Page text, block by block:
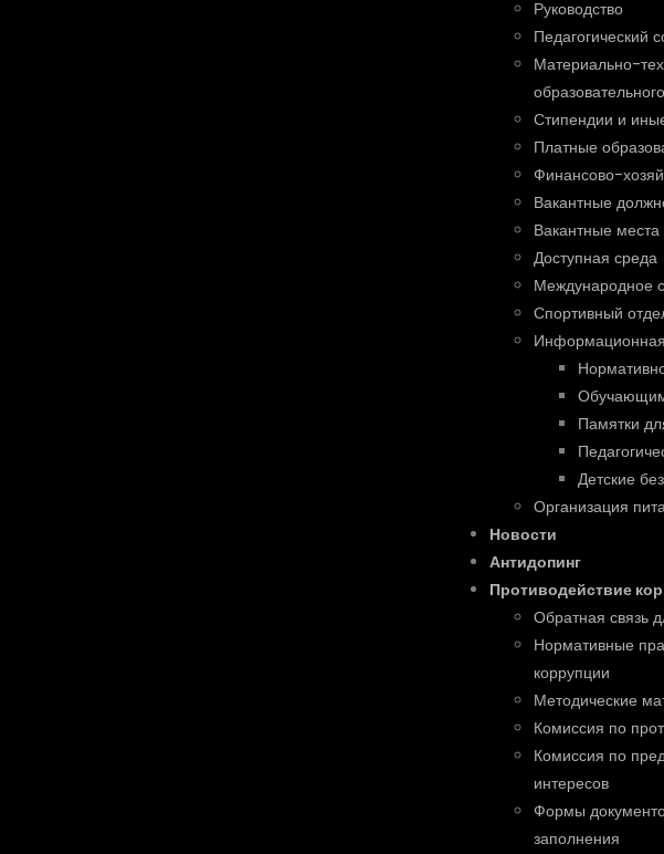
Руководство
Педагогический
Материально-
Стипендии и
Платные
Финансово-
Вакантные
Вакантные
Доступная среда
Международное
Спортивный
Памятки
Детские
Организация
Новости
Антидопинг
Противодействие
Обратная связь
Нормативные
коррупции
Методические
Комиссия по
Комиссия по
интересов
Формы
заполнения